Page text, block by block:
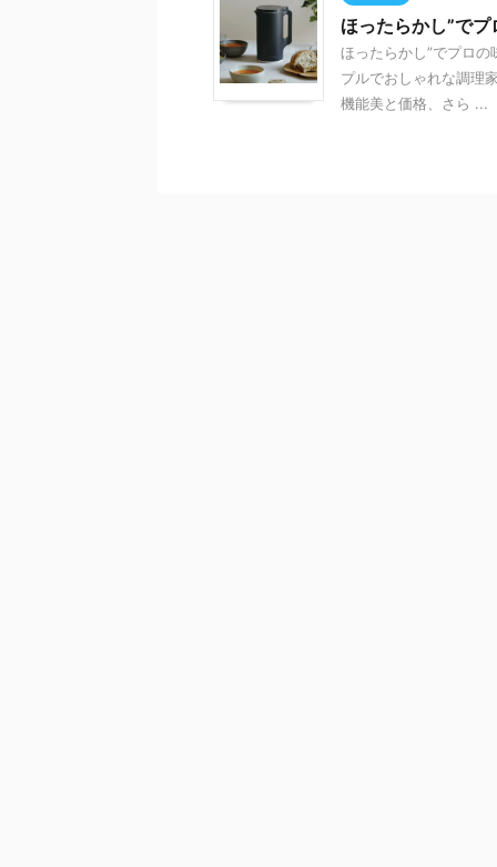
ほったらかし”で
ほったらかし”でプロ
プルでおしゃれな調理
機能美と価格、さら ...